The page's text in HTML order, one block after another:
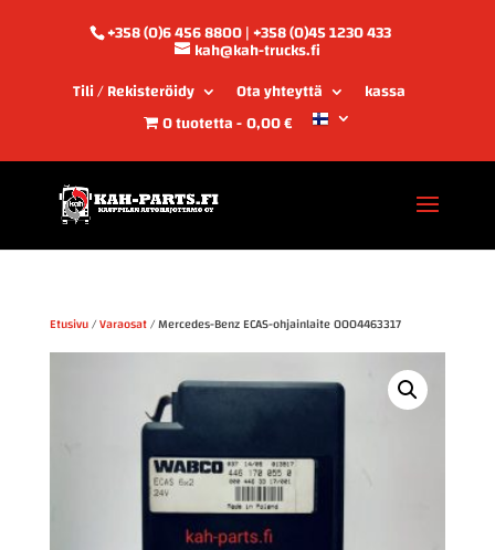
+358 (0)6 456 8800 | +358 (0)45 1230 433
kah@kah-trucks.fi
Tili / Rekisteröidy
Ota yhteyttä
kassa
0 tuotetta 0,00 €
Etusivu/Varaosat/ Mercedes-Benz ECAS-ohjainlaite 0004463317